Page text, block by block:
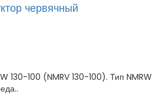
червячный
130-100 (NMRV 130-100). Тип NMRW